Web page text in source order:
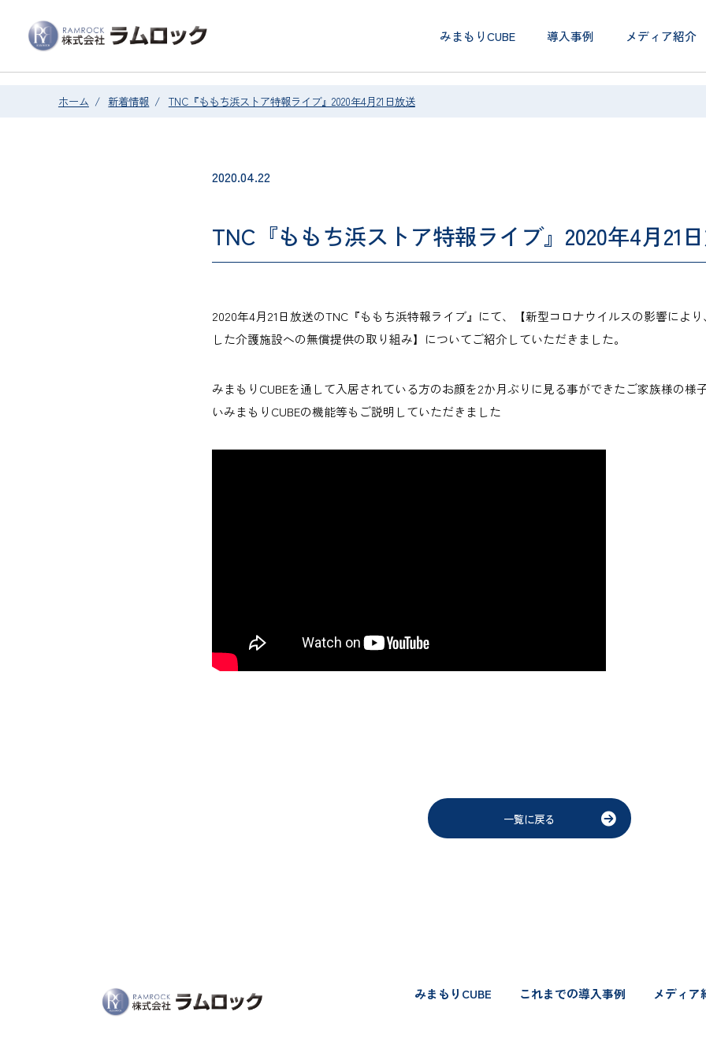
みまもりCUBE 導入事例 メディア紹介
ホーム / 新着情報 / TNC『ももち浜ストア特報ライブ』2020年4月21日放送
2020.04.22
TNC『ももち浜ストア特報ライブ』2020年4月21
2020年4月21日放送のTNC『ももち浜特報ライブ』にて、【新型コロナウイルスの影響によ
した介護施設への無償提供の取り組み】についてご紹介していただきました。
みまもりCUBEを通して入居されている方のお顔を2か月ぶりに見る事ができたご家族様の様
いみまもりCUBEの機能等もご説明していただきました
一覧に戻る
みまもりCUBE これまでの導入事例 メディア